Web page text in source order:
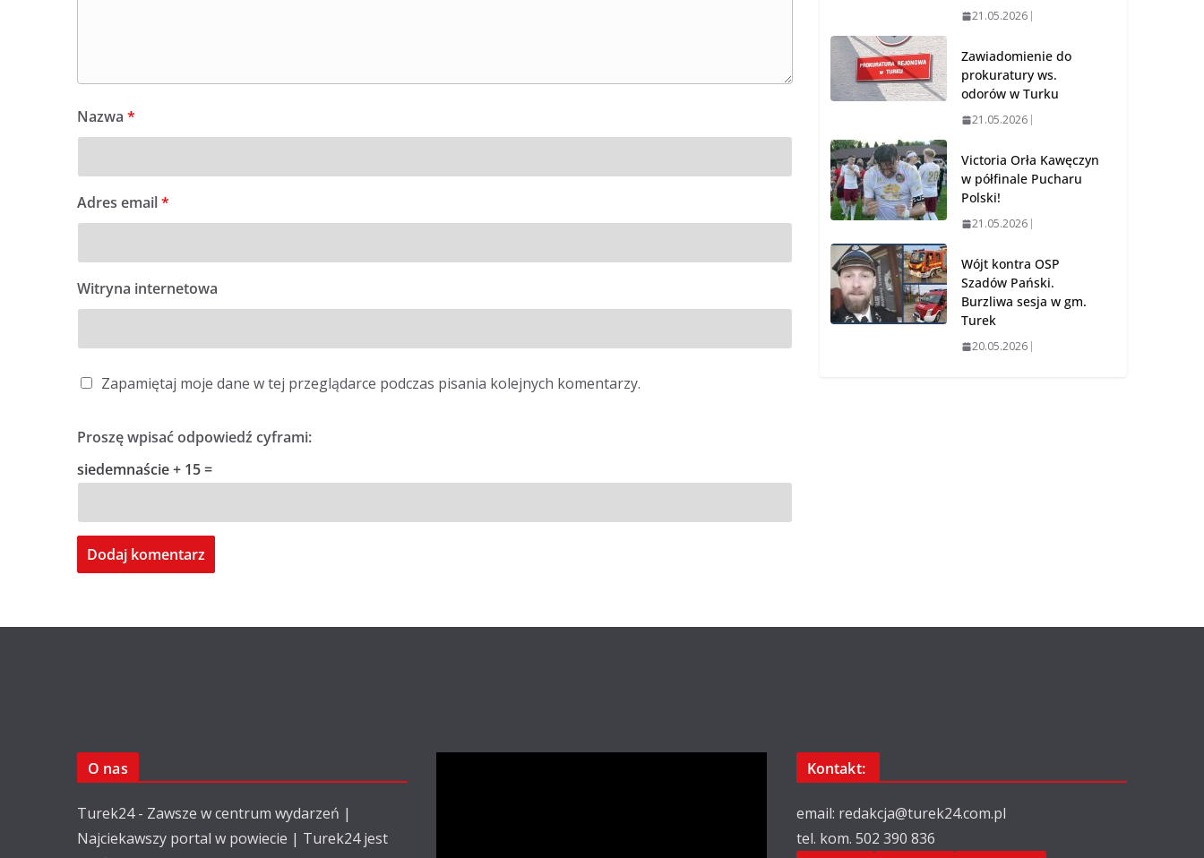
Nazwa *
Adres email*
Witryna internetowa
Zapamiętaj moje dane w tej przeglądarce podczas pisania kolejnych komentarzy.
Proszę wpisać odpowiedź cyframi:
siedemnaście + 15 =
21.05.2026
Zawiadomienie do
prokuratury ws.
odorów w Turku
21.05.2026
Victoria Orła Kawęczyn
w półfinale Pucharu
Polski!
21.05.2026
Wójt kontra OSP
Szadów Pański.
Burzliwa sesja w gm.
Turek
20.05.2026
O nas
Turek24 - Zawsze w centrum wydarzeń |
Najciekawszy portal w powiecie | Turek24 jest
Kontakt:
email: redakcja@turek24.com.pl
tel. kom. 502 390 836